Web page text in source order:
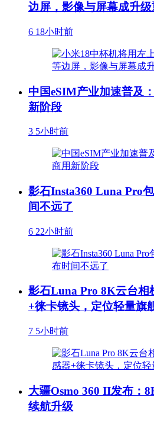
边屏，影像与屏幕成升级
6 18小时前
中国eSIM产业加速普及
新阶段
3 5小时前
影石Insta360 Luna Pro
间不远了
6 22小时前
影石Luna Pro 8K云台相
+徕卡镜头，定位轻量旗
7 5小时前
大疆Osmo 360 II发布：
续航升级